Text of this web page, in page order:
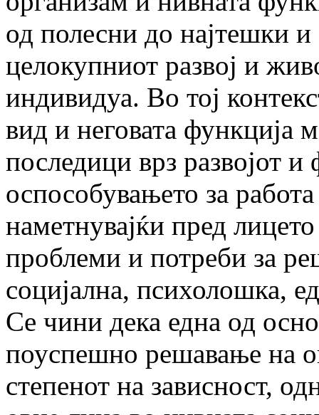
од полесни до најтешки
целокупниот развој и
индивидуа. Во тој
вид и неговата функција
последици врз развојот
оспособувањето за
наметнувајќи пред
проблеми и потреби за
социјална, психолошка,
Се чини дека една од
поуспешно решавање на
степенот на зависност,